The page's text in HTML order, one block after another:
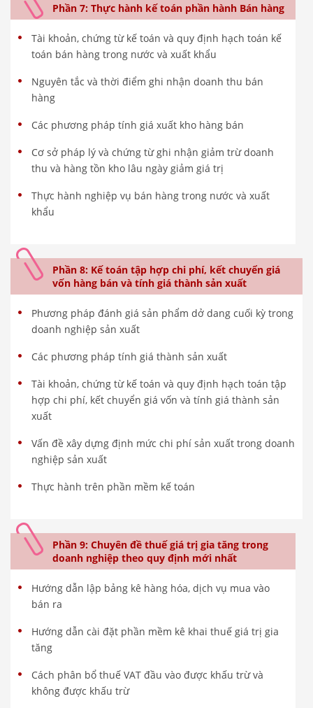
Phần 7: Thực hành kế toán phần hành Bán hàng
Tài khoản, chứng từ kế toán và quy định hạch toán kế
toán bán hàng trong nước và xuất khẩu
Nguyên tắc và thời điểm ghi nhận doanh thu bán
hàng
Các phương pháp tính giá xuất kho hàng bán
Cơ sở pháp lý và chứng từ ghi nhận giảm trừ doanh
thu và hàng tồn kho lâu ngày giảm giá trị
Thực hành nghiệp vụ bán hàng trong nước và xuất
khẩu
Phần 8: Kế toán tập hợp chi phí, kết chuyển giá
vốn hàng bán và tính giá thành sản xuất
Phương pháp đánh giá sản phẩm dở dang cuối kỳ trong
doanh nghiệp sản xuất
Các phương pháp tính giá thành sản xuất
Tài khoản, chứng từ kế toán và quy định hạch toán tập
hợp chi phí, kết chuyển giá vốn và tính giá thành sản
xuất
Vấn đề xây dựng định mức chi phí sản xuất trong doanh
nghiệp sản xuất
Thực hành trên phần mềm kế toán
Phần 9: Chuyên đề thuế giá trị gia tăng trong
doanh nghiệp theo quy định mới nhất
Hướng dẫn lập bảng kê hàng hóa, dịch vụ mua vào
bán ra
Hướng dẫn cài đặt phần mềm kê khai thuế giá trị gia
tăng
Cách phân bổ thuế VAT đầu vào được khấu trừ và
không được khấu trừ